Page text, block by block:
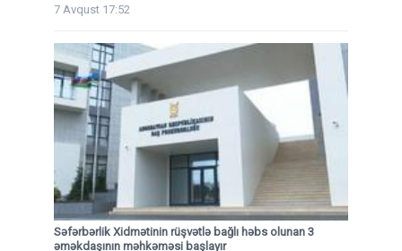
7 Avqust 17:52
Səfərbərlik Xidmətinin rüşvətlə bağlı həbs olunan 3
əməkdaşının məhkəməsi başlayır